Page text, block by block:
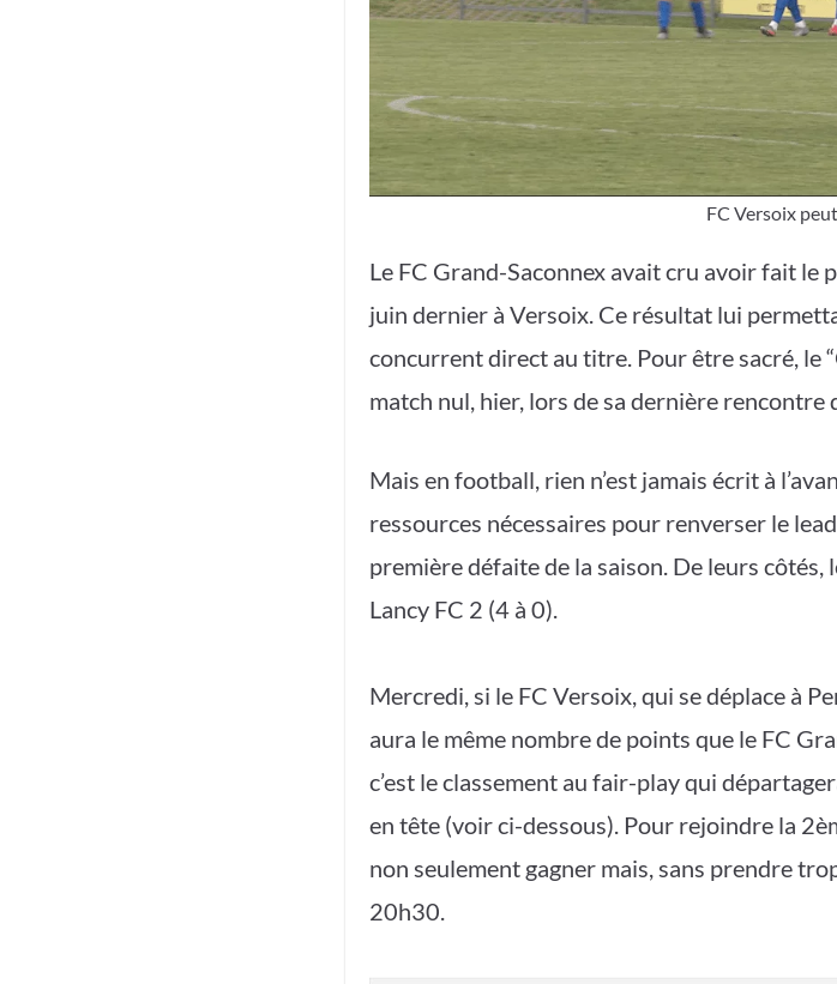
FC Versoix
Le FC Grand-Saconnex avait cru avoir fait le
juin dernier à Versoix. Ce résultat lui
concurrent direct au titre. Pour être sacré, le
match nul, hier, lors de sa dernière rencontre
Mais en football, rien n’est jamais écrit à
ressources nécessaires pour renverser le
première défaite de la saison. De leurs
Lancy FC 2 (4 à 0).
Mercredi, si le FC Versoix, qui se déplace à
aura le même nombre de points que le FC
c’est le classement au fair-play qui
en tête (voir ci-dessous). Pour rejoindre la
non seulement gagner mais, sans prendre
20h30.